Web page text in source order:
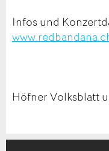
Infos und
Höfner Volksblatt